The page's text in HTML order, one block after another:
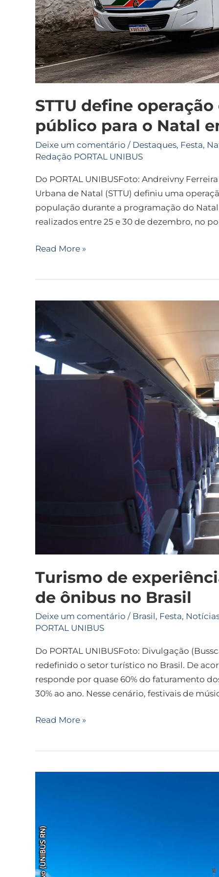
STTU define
público para o Natal
Deixe um comentário / Destaques, Festa,
Redação PORTAL UNIBUS
Do PORTAL UNIBUSFoto: Andreivny
Urbana de Natal (STTU) definiu uma
população durante a programação do
realizados entre 25 e 30 de dezembro, no
Read More »
Turismo de
de ônibus no Brasil
Deixe um comentário / Brasil, Festa,
PORTAL UNIBUS
Do PORTAL UNIBUSFoto: Divulgação
redefinido o setor turístico no Brasil. De
responde por quase 60% do faturamento
30% ao ano. Nesse cenário, festivais de
experiências
impulsiona
viagens
de
Read More »
terá
linhas
especiais